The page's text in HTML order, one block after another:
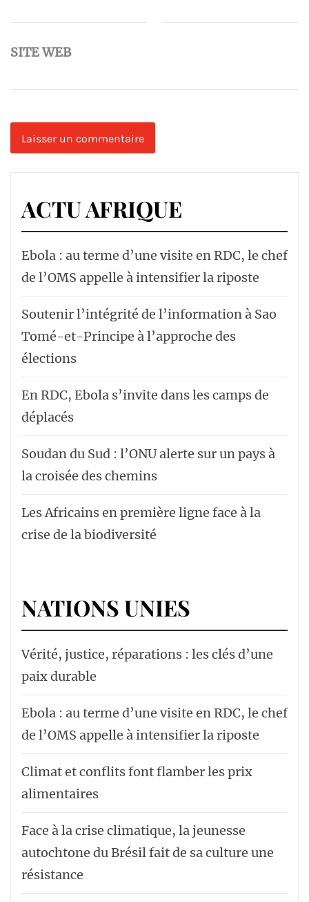
SITE WEB
ACTU AFRIQUE
Ebola : au terme d’une visite en RDC, le chef
de l’OMS appelle à intensifier la riposte
Soutenir l’intégrité de l’information à Sao
Tomé-et-Principe à l’approche des
élections
En RDC, Ebola s’invite dans les camps de
déplacés
Soudan du Sud : l’ONU alerte sur un pays à
la croisée des chemins
Les Africains en première ligne face à la
crise de la biodiversité
NATIONS UNIES
Vérité, justice, réparations : les clés d’une
paix durable
Ebola : au terme d’une visite en RDC, le chef
de l’OMS appelle à intensifier la riposte
Climat et conflits font flamber les prix
alimentaires
Face à la crise climatique, la jeunesse
autochtone du Brésil fait de sa culture une
résistance